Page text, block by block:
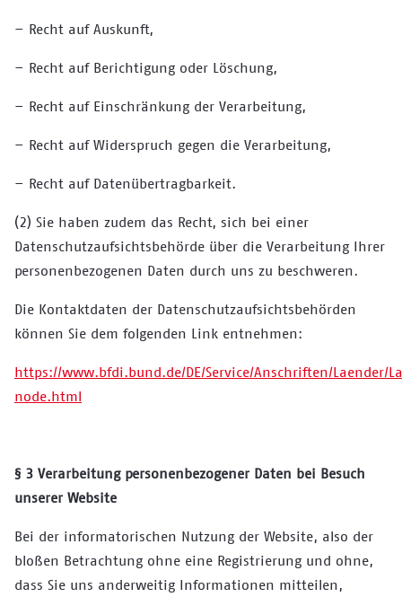
– Recht auf Auskunft,
– Recht auf Berichtigung oder Löschung,
– Recht auf Einschränkung der Verarbeitung,
– Recht auf Widerspruch gegen die Verarbeitung,
– Recht auf Datenübertragbarkeit.
(2) Sie haben zudem das Recht, sich bei einer
Datenschutzaufsichtsbehörde über die Verarbeitung Ihrer
personenbezogenen Daten durch uns zu beschweren.
Die Kontaktdaten der Datenschutzaufsichtsbehörden
können Sie dem folgenden Link entnehmen:
https://www.bfdi.bund.de/DE/Service/Anschriften/Laender/
node.html
§ 3 Verarbeitung personenbezogener Daten bei Besuch
unserer Website
Bei der informatorischen Nutzung der Website, also der
bloßen Betrachtung ohne eine Registrierung und ohne,
dass Sie uns anderweitig Informationen mitteilen,